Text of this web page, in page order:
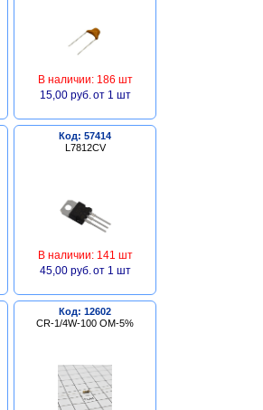
В наличии: 186 шт
15,00 руб. от 1 шт
Код: 57414
L7812CV
В наличии: 141 шт
45,00 руб. от 1 шт
Код: 12602
CR-1/4W-100 ОМ-5%